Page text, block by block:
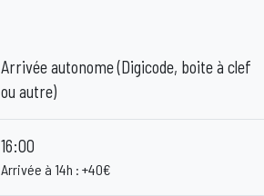
Arrivée autonome (Digicode, boite à clef
ou autre)
16:00
Arrivée à 14h : +40€